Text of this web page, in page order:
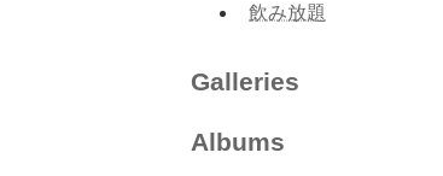
飲み放題
Galleries
Albums